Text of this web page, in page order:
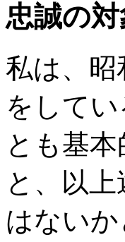
忠誠の
私は、昭
をして
とも基
と、以
はない